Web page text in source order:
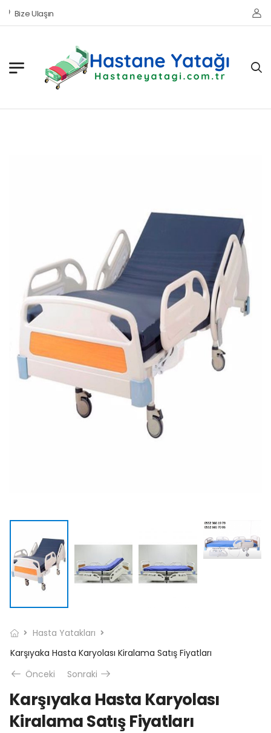
Bize Ulaşın
Hasta Yatakları
Karşıyaka Hasta Karyolası Kiralama Satış Fiyatları
Önceki
Sonraki
Karşıyaka Hasta Karyolası
Kiralama Satış Fiyatları